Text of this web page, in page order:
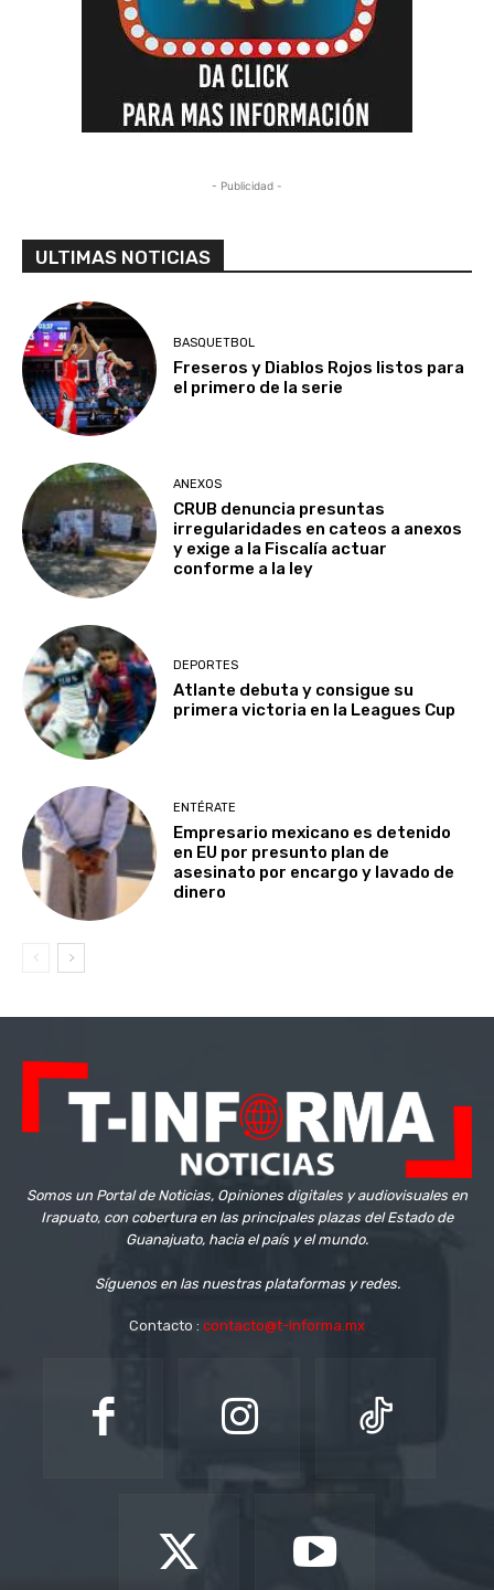
- Publicidad -
ULTIMAS NOTICIAS
BASQUETBOL
Freseros y Diablos Rojos listos para
el primero de la serie
ANEXOS
CRUB denuncia presuntas
irregularidades en cateos a anexos
y exige a la Fiscalía actuar
conforme a la ley
DEPORTES
Atlante debuta y consigue su
primera victoria en la Leagues Cup
ENTÉRATE
Empresario mexicano es detenido
en EU por presunto plan de
asesinato por encargo y lavado de
dinero
Somos un Portal de Noticias, Opiniones digitales y audiovisuales en
Irapuato, con cobertura en las principales plazas del Estado de
Guanajuato, hacia el país y el mundo.
Síguenos en las nuestras plataformas y redes.
Contacto : contacto@t-informa.mx